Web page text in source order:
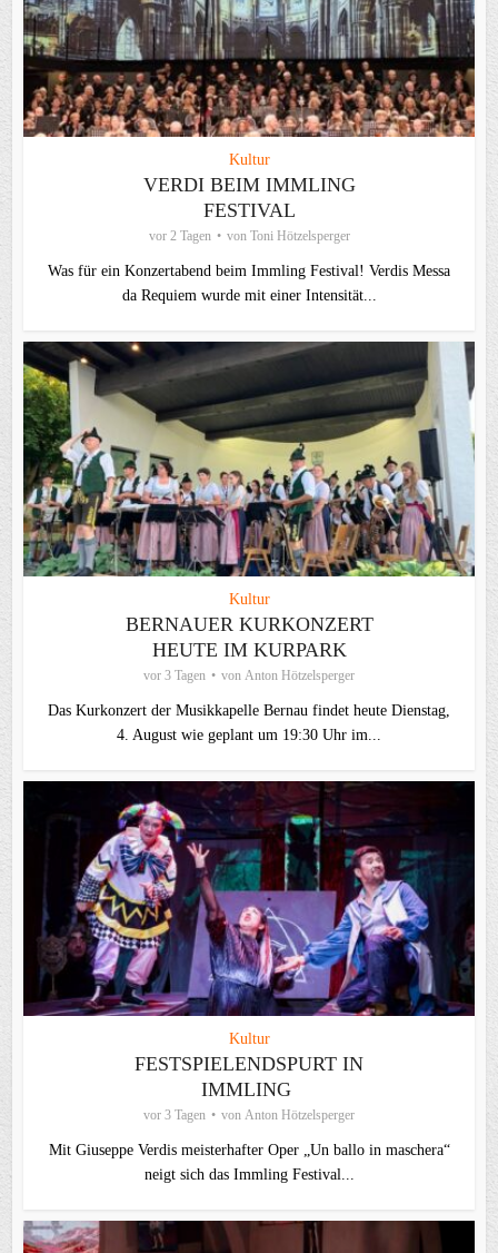
Kultur
VERDI BEIM IMMLING
FESTIVAL
vor 2 Tagen von Toni Hötzelsperger
Was für ein Konzertabend beim Immling Festival! Verdis Messa
da Requiem wurde mit einer Intensität...
Kultur
BERNAUER KURKONZERT
HEUTE IM KURPARK
vor 3 Tagen von Anton Hötzelsperger
Das Kurkonzert der Musikkapelle Bernau findet heute Dienstag,
4. August wie geplant um 19:30 Uhr im...
Kultur
FESTSPIELENDSPURT IN
IMMLING
vor 3 Tagen von Anton Hötzelsperger
Mit Giuseppe Verdis meisterhafter Oper „Un ballo in maschera“
neigt sich das Immling Festival...